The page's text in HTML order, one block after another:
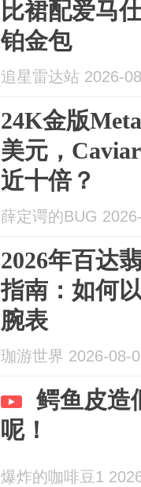
比裙配爱马
铂金包
追星雷达站 2026-
24K金版
美元，
近十倍？
薛定谔的BUG
2026年百达
指南：如何
腕表
珈游世界 2026-08-
鳄鱼皮造
呢！
爆炸的咖啡豆1